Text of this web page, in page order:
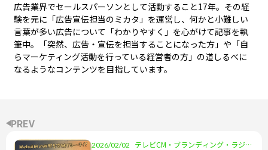
広告業界でセールスパーソンとして活動すること17年。その経
験を元に「広告宣伝担当のミカタ」を運営し、何かと小難しい
言葉が多い広告について「わかりやすく」を心がけて記事を執
筆中。「突然、広告・宣伝を担当することになった方」や「自
らマーケティング活動を行っている経営者の方」の道しるべに
なるようなコンテンツを目指しています。
PREV
2026/02/02
テレビCM・ブランディング・ラジオ